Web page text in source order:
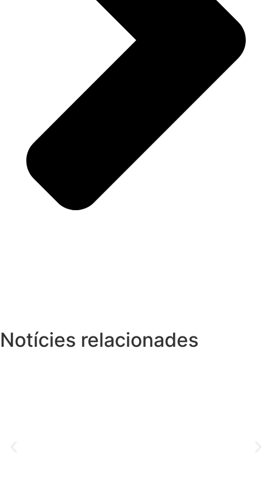
Notícies relacionades